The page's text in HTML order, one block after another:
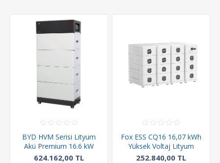
BYD HVM Serisi Lityum
Akü Premium 16.6 kW
624.162,00 TL
Fox ESS CQ16 16,07 kWh
Yüksek Voltaj Lityum
Batarya
252.840,00 TL